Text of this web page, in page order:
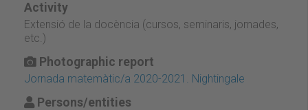
Activity
Extensió de la docència (cursos, seminaris, jornades,
etc.)
Photographic report
Jornada matemàtic/a 2020-2021. Nightingale
Persons/entities